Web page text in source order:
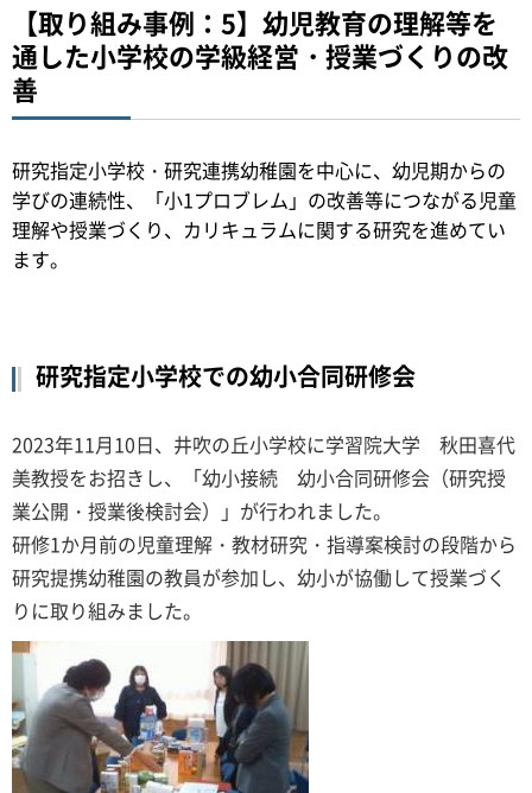
【取り組み事例：5】幼児教育の理解等を
通した小学校の学級経営・授業づくりの改
善
研究指定小学校・研究連携幼稚園を中心に、幼児期からの
学びの連続性、「小1プロブレム」の改善等につながる児童
理解や授業づくり、カリキュラムに関する研究を進めてい
ます。
研究指定小学校での幼小合同研修会
2023年11月10日、井吹の丘小学校に学習院大学 秋田喜代
美教授をお招きし、「幼小接続 幼小合同研修会（研究授
業公開・授業後検討会）」が行われました。
研修1か月前の児童理解・教材研究・指導案検討の段階から
研究提携幼稚園の教員が参加し、幼小が協働して授業づく
りに取り組みました。